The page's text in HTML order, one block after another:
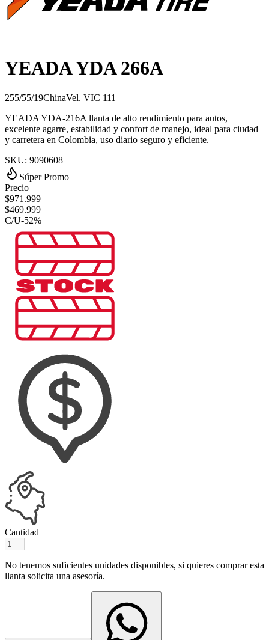
YEADA YDA 266A
255/55/19ChinaVel. VIC 111
YEADA YDA-216A llanta de alto rendimiento para autos,
excelente agarre, estabilidad y confort de manejo, ideal para ciudad
y carretera en Colombia, uso diario seguro y eficiente.
SKU: 9090608
Súper Promo
Precio
$971.999
$469.999
C/U-52%
Cantidad
No tenemos suficientes unidades disponibles, si quieres comprar esta
llanta solicita una asesoría.